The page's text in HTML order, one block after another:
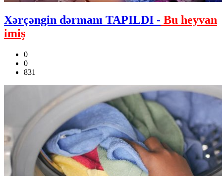
Xərçəngin dərmanı TAPILDI - Bu heyvan
imiş
0
0
831